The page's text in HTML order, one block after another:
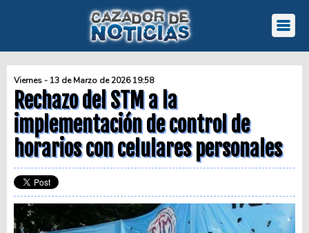
Viernes - 13 de Marzo de 2026 19:58
Rechazo del STM a la
implementación de control de
horarios con celulares personales